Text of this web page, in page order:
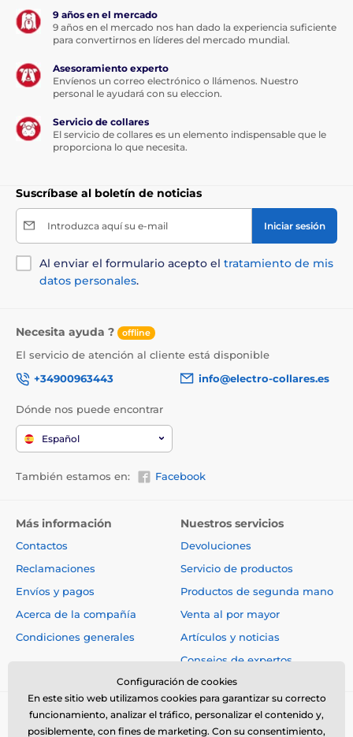
9 años en el mercado
9 años en el mercado nos han dado la experiencia suficiente
para convertirnos en líderes del mercado mundial.
Asesoramiento experto
Envíenos un correo electrónico o llámenos. Nuestro
personal le ayudará con su eleccion.
Servicio de collares
El servicio de collares es un elemento indispensable que le
proporciona lo que necesita.
Suscríbase al boletín de noticias
Introduzca aquí su e-mail Iniciar sesión
Al enviar el formulario acepto el tratamiento de mis
datos personales.
Necesita ayuda ? offline
El servicio de atención al cliente está disponible
+34900963443
info@electro-collares.es
Dónde nos puede encontrar
Español
También estamos en: Facebook
Más información
Contactos
Reclamaciones
Envíos y pagos
Acerca de la compañía
Condiciones generales
Nuestros servicios
Devoluciones
Servicio de productos
Productos de segunda mano
Venta al por mayor
Artículos y noticias
Consejos de expertos
Configuración de cookies
En este sitio web utilizamos cookies para garantizar su correcto
funcionamiento, analizar el tráfico, personalizar el contenido y,
posiblemente, con fines de marketing. Con su consentimiento,